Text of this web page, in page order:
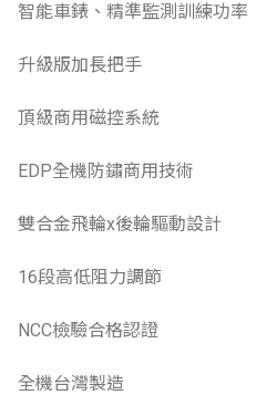
智能車錶、精準監測訓練功率
升級版加長把手
頂級商用磁控系統
EDP全機防鏽商用技術
雙合金飛輪x後輪驅動設計
16段高低阻力調節
NCC檢驗合格認證
全機台灣製造